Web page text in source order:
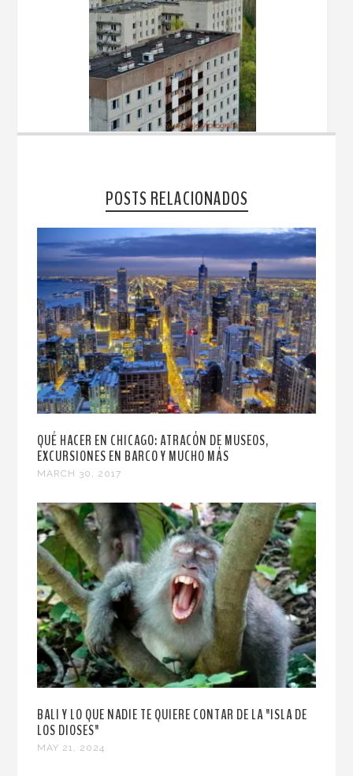
POSTS RELACIONADOS
QUÉ HACER EN CHICAGO: ATRACÓN DE MUSEOS,
EXCURSIONES EN BARCO Y MUCHO MÁS
MARCH 30, 2017
BALI Y LO QUE NADIE TE QUIERE CONTAR DE LA "ISLA DE
LOS DIOSES"
MAY 21, 2024